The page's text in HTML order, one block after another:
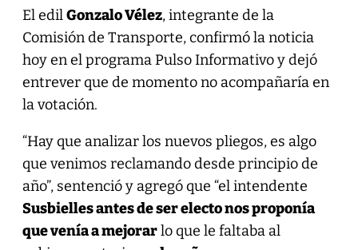
El edilGonzalo Vélez, integrante de la
Comisión de Transporte, confirmó la noticia
hoy en el programa Pulso Informativo y dejó
entrever que de momento no acompañaría en
la votación.
“Hay que analizar los nuevos pliegos, es algo
que venimos reclamando desde principio de
año”, sentenció y agregó que “el intendente
Susbielles antes de ser electo nos proponía
que venía a mejorarlo que le faltaba al